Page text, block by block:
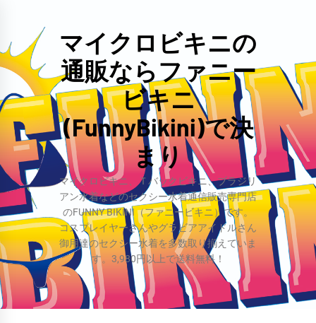
テ
ン
ツ
へ
ッ
プ
マイクロビキニの
通販ならファニー
ビキニ
(FunnyBikini)で決
まり
マイクロビキニ、Ｔバックビキニ、ブラジリ
アン水着などのセクシー水着通信販売専門店
のFUNNY BIKINI（ファニービキニ）です。
コスプレイヤーさんやグラビアアイドルさん
御用達のセクシー水着を多数取り揃えていま
す。3,980円以上で送料無料！